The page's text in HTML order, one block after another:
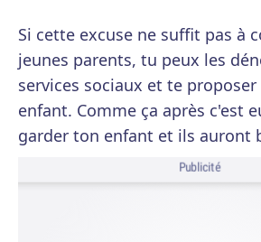
Si cette excuse ne suffit pas à
jeunes parents, tu peux les
services sociaux et te
enfant. Comme ça après c'est
garder ton enfant et ils auront
Publicité